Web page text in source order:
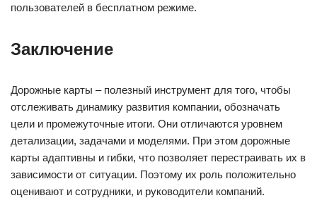
пользователей в бесплатном режиме.
Заключение
Дорожные карты – полезный инструмент для того, чтобы
отслеживать динамику развития компании, обозначать
цели и промежуточные итоги. Они отличаются уровнем
детализации, задачами и моделями. При этом дорожные
карты адаптивны и гибки, что позволяет перестраивать их в
зависимости от ситуации. Поэтому их роль положительно
оценивают и сотрудники, и руководители компаний.